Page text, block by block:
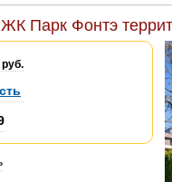
Парк Фонтэ
руб.